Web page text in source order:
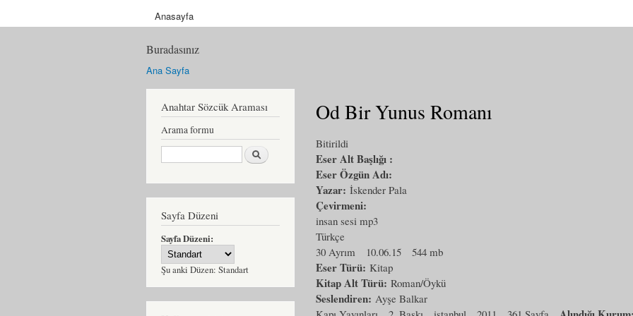
Anasayfa
Buradasınız
Ana Sayfa
Anahtar Sözcük Araması
Arama formu
Ara
Sayfa Düzeni
Sayfa Düzeni:
Şu anki Düzen: Standart
Od Bir Yunus Romanı
Bitirildi
Eser Alt Başlığı :
Eser Özgün Adı:
Yazar: İskender Pala
Çevirmeni:
insan sesi mp3
Türkçe
30 Ayrım
10.06.15 544 mb
Eser Türü: Kitap
Kitap Alt Türü: Roman/Öykü
Seslendiren: Ayşe Balkar